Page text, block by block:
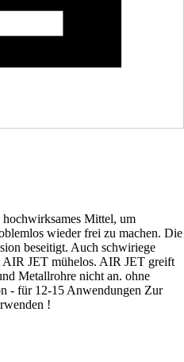
Mittel, um
wieder frei zu machen. Die
beseitigt. Auch schwiriege
AIR JET mühelos. AIR JET greift
Metallrohre nicht an. ohne
- für 12-15 Anwendungen Zur
!